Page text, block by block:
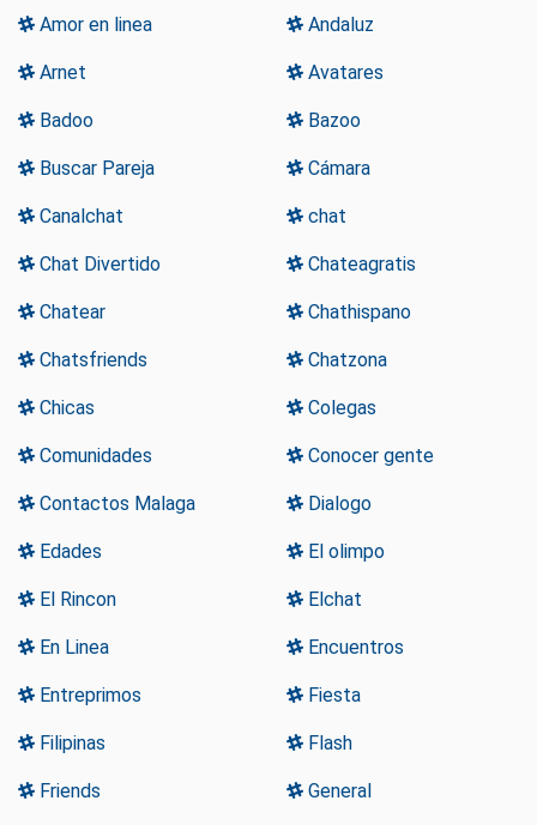
Amor en linea Andaluz
Arnet Avatares
Badoo Bazoo
Buscar Pareja Cámara
Canalchat chat
Chat Divertido Chateagratis
Chatear Chathispano
Chatsfriends Chatzona
Chicas Colegas
Comunidades Conocer gente
Contactos Malaga Dialogo
Edades El olimpo
El Rincon Elchat
En Linea Encuentros
Entreprimos Fiesta
Filipinas Flash
Friends General